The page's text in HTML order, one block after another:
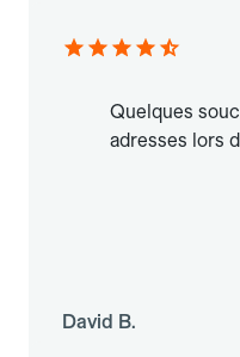
Quelques
adresses lors
David B.